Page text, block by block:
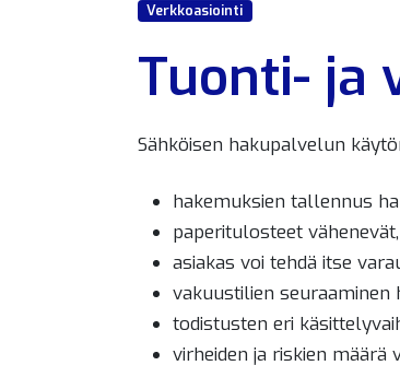
Verkkoasiointi
Tuonti- ja
Sähköisen hakupalvelun
hakemuksien tallennus
paperitulosteet
asiakas voi tehdä itse
vakuustilien seuraaminen
todistusten eri
virheiden ja riskien määrä